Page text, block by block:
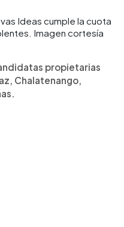
Ideas cumple la cuota
Imagen cortesía
propietarias
Chalatenango,